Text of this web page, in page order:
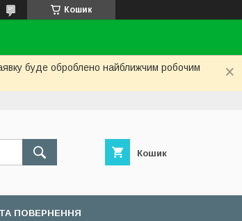
Кошик
буде оброблено найближчим робочим
Кошик
ПОВЕРНЕННЯ